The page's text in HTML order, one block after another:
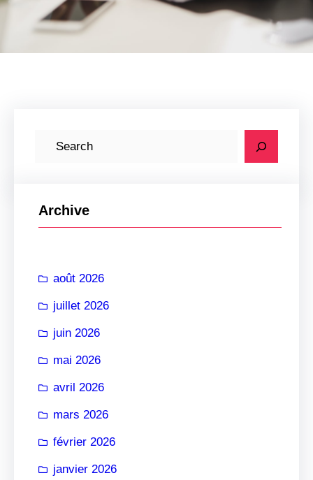
h
e
Archive
août 2026
juillet 2026
juin 2026
mai 2026
avril 2026
mars 2026
février 2026
janvier 2026